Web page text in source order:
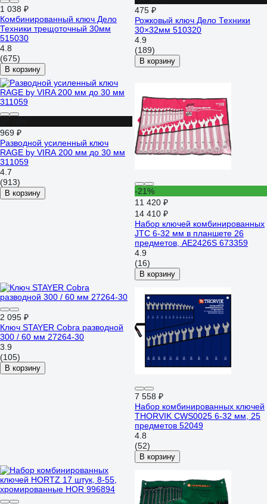
1 038 ₽
Комбинированный ключ Дело
Техники трещоточный 30мм
515030
4.8
(675)
В корзину
475 ₽
Рожковый ключ Дело Техники
30×32мм 510320
4.9
(189)
В корзину
969 ₽
Разводной усиленный ключ
RAGE by VIRA 200 мм до 30 мм
311059
4.7
(913)
В корзину
-21%
11 420 ₽
14 410 ₽
Набор ключей комбинированных
JTC 6-32 мм в планшете 26
предметов, AE2426S 673359
4.9
(16)
В корзину
2 095 ₽
Ключ STAYER Cobra разводной
300 / 60 мм 27264-30
3.9
(105)
В корзину
7 558 ₽
Набор комбинированных ключей
THORVIK CWS0025 6-32 мм, 25
предметов 52049
4.8
(52)
В корзину